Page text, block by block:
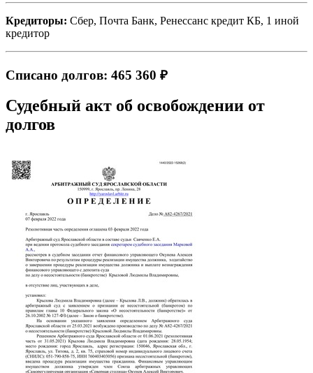
Кредиторы: Сбер, Почта Банк, Ренессанс кредит КБ, 1 иной
кредитор
Списано долгов: 465 360 ₽
Судебный акт об освобождении от
долгов